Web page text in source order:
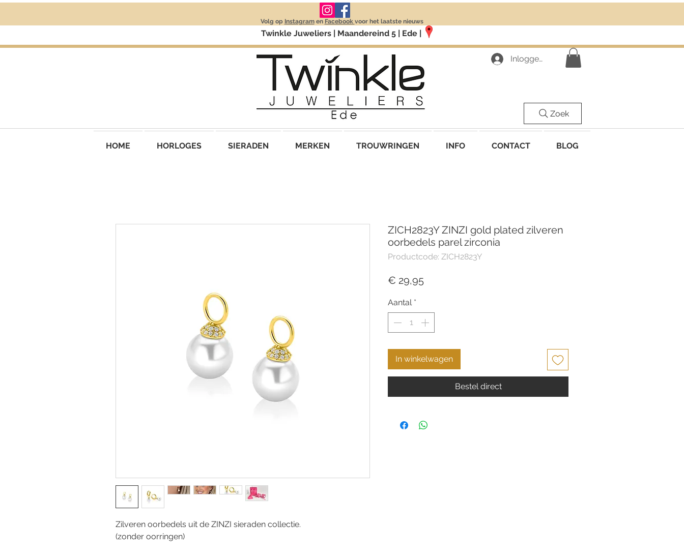
Volg op Instagramen Facebook voor het laatste nieuws
Twinkle Juweliers | Maandereind 5 | Ede |
Inloggen
Zoek
HOME HORLOGES SIERADEN MERKEN TROUWRINGEN INFO CONTACT BLOG
Zilveren oorbedels uit de ZINZI sieraden collectie.
(zonder oorringen)
ZICH2823Y ZINZI gold plated zilveren
oorbedels parel zirconia
Productcode: ZICH2823Y
€ 29,95Prijs
Aantal *
In winkelwagen
Bestel direct